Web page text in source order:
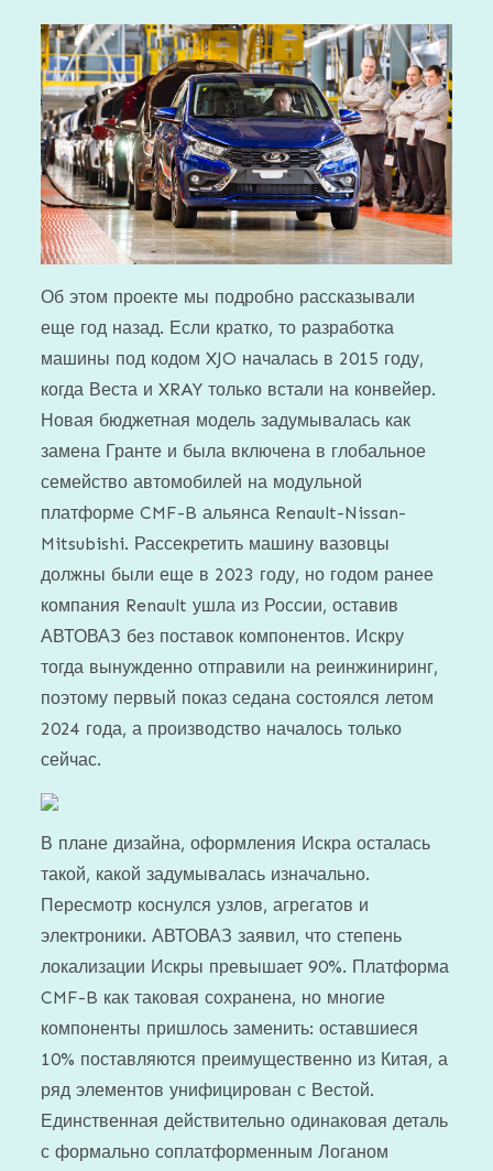
Об этом проекте мы подробно рассказывали
еще год назад. Если кратко, то разработка
машины под кодом XJO началась в 2015 году,
когда Веста и XRAY только встали на конвейер.
Новая бюджетная модель задумывалась как
замена Гранте и была включена в глобальное
семейство автомобилей на модульной
платформе CMF-B альянса ­Renault-Nissan-
Mitsubishi. Рассекретить машину вазовцы
должны были еще в 2023 году, но годом ранее
компания Renault ушла из России, оставив
АВТОВАЗ без поставок компонентов. Искру
тогда вынужденно отправили на реинжиниринг,
поэтому первый показ седана состоялся летом
2024 года, а производство началось только
сейчас.
В плане дизайна, оформления Искра осталась
такой, какой задумывалась изначально.
Пересмотр коснулся узлов, агрегатов и
электроники. АВТОВАЗ заявил, что степень
локализации Искры превышает 90%. Платформа
CMF-B как таковая сохранена, но многие
компоненты пришлось заменить: оставшиеся
10% поставляются преимущественно из Китая, а
ряд элементов унифицирован с Вестой.
Единственная действительно одинаковая деталь
с формально соплатформенным Логаном